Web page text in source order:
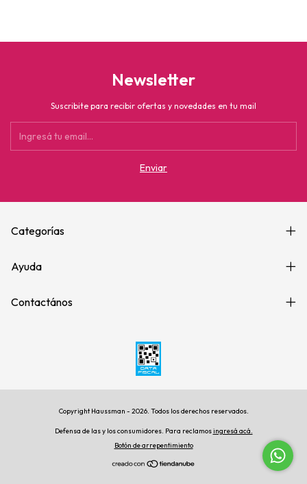
Newsletter
Suscribite para recibir ofertas y novedades en tu mail
Categorías
Ayuda
Contactános
Copyright Haussman - 2026. Todos los derechos reservados.
Defensa de las y los consumidores. Para reclamosingresá acá.
Botón de arrepentimiento